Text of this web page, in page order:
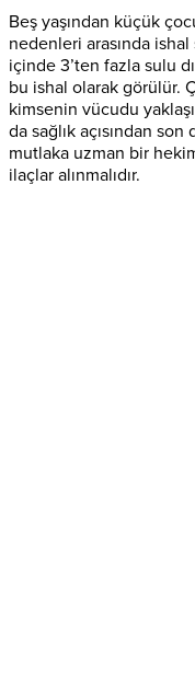
Beş yaşından küçük
nedenleri arasında
içinde 3’ten fazla sulu
bu ishal olarak görülür.
kimsenin vücudu
da sağlık açısından
mutlaka uzman bir
ilaçlar alınmalıdır.